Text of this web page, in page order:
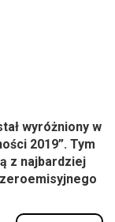
wyróżniony w
2019”. Tym
z najbardziej